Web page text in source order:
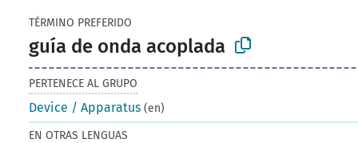
TÉRMINO PREFERIDO
guía de onda acoplada
PERTENECE AL GRUPO
Device / Apparatus (en)
EN OTRAS LENGUAS